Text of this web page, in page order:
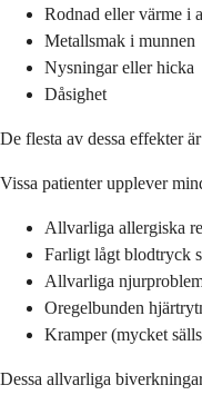
Rodnad eller värme i
Metallsmak i munnen
Nysningar eller hicka
Dåsighet
De flesta av dessa effekter
Vissa patienter upplever
Allvarliga allergiska
Farligt lågt blodtryck
Allvarliga
Oregelbunden
Kramper (mycket
Dessa allvarliga